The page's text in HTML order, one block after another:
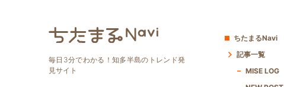
毎日3分でわかる！知多半島のトレンド発
見サイト
ちたまるNavi
記事一覧
MISE LOG